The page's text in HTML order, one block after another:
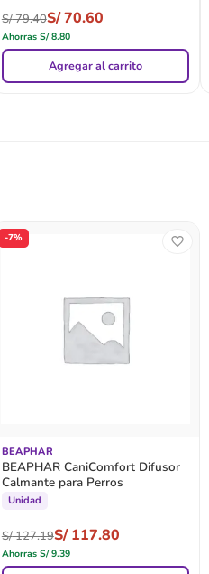
S/79.40S/70.60
Ahorras S/8.80
Agregar al carrito
-7%
BEAPHAR
BEAPHAR CaniComfort Difusor
Calmante para Perros
Unidad
S/127.19S/117.80
Ahorras S/9.39